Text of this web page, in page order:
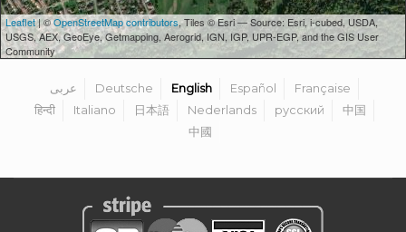
Leaflet| ©OpenStreetMap contributors, Tiles © Esri — Source: Esri, i-cubed, USDA,
USGS, AEX, GeoEye, Getmapping, Aerogrid, IGN, IGP, UPR-EGP, and the GIS User
Community
عربى Deutsche English Español
Française
हिन्दी
Italiano 日本語 Nederlands русский
中国
中國